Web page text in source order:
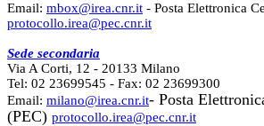
Email: mbox@irea.cnr.it - Posta Elettronica
protocollo.irea@pec.cnr.it
Sede secondaria
Via A Corti, 12 - 20133 Milano
Tel: 02 23699545 - Fax: 02 23699300
Email: milano@irea.cnr.it- Posta
(PEC) protocollo.irea@pec.cnr.it